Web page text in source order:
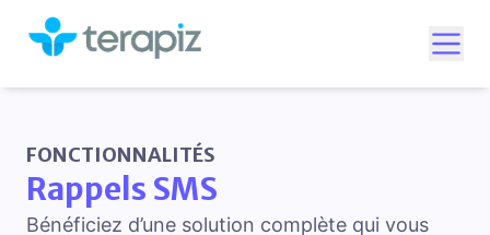
FONCTIONNALITÉS
Rappels SMS
Bénéficiez d’une solution complète qui vous